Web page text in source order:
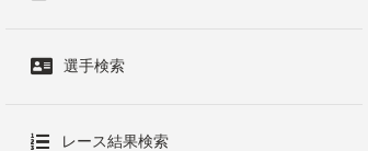
選手検索
レース結果検索